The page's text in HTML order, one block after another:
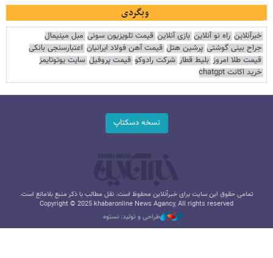
وبگردی
خبرآنلاین راه نو آنلاین بازی آنلاین قیمت تلویزیون سونی مبل مینیمال
جراح بینی گوشتی پرشین هتل قیمت آهن فولاد ایرانیان اعتبارسنجی بانکی
قیمت طلا امروز بلیط قطار شرکت رادوکو قیمت پروفیل سایت یوتوتایمز
خرید اکانت chatgpt
نسخه دسکتاپ
تمامی حقوق این سایت برای خبرآنلاین محفوظ است. نقل مطالب با ذکر منبع بلامانع است.
Copyright © 2025 khabaronline News Agancy, All rights reserved
طراحی و تولید: نستوه